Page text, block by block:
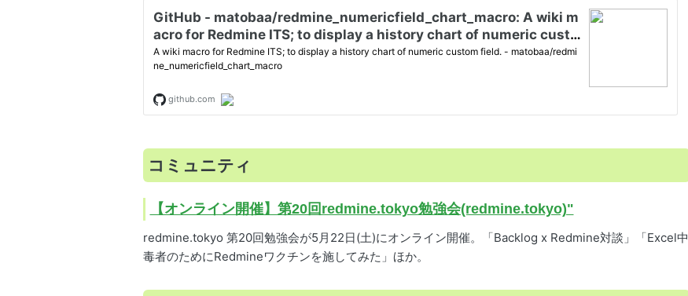
コミュニティ
【オンライン開催】第20回redmine.tokyo勉強会(redmine.tokyo)"
redmine.tokyo 第20回勉強会が5月22日(土)にオンライン開催。「Backlog x Redmine対談」「Excel中
毒者のためにRedmineワクチンを施してみた」ほか。